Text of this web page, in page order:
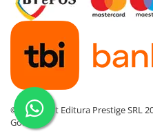
©Copyright Editura Prestige SRL
Gomag